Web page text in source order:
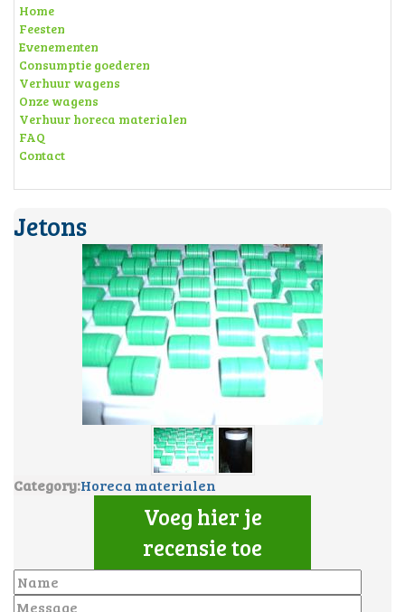
Home
Feesten
Evenementen
Consumptie goederen
Verhuur wagens
Onze wagens
Verhuur horeca materialen
FAQ
Contact
Jetons
Category:Horeca materialen
Voeg hier je
recensie toe